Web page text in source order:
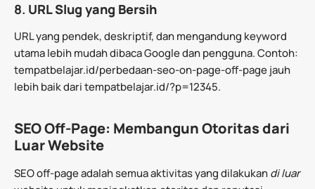
8. URL Slug yang Bersih
URL yang pendek, deskriptif, dan mengandung keyword
utama lebih mudah dibaca Google dan pengguna. Contoh:
tempatbelajar.id/perbedaan-seo-on-page-off-page jauh
lebih baik dari tempatbelajar.id/?p=12345.
SEO Off-Page: Membangun Otoritas dari
Luar Website
SEO off-page adalah semua aktivitas yang dilakukandi luar